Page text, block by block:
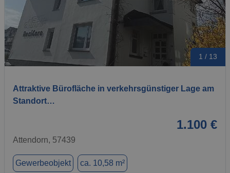
1 / 13
Attraktive Bürofläche in verkehrsgünstiger Lage am
Standort…
1.100 €
Attendorn, 57439
Gewerbeobjekt ca. 10,58 m²